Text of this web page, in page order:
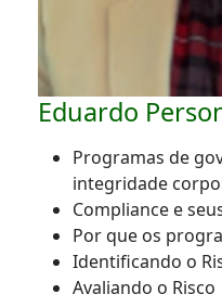
Eduardo
Programas de
integridade
Compliance e
Por que os
Identificando o
Avaliando o Risco